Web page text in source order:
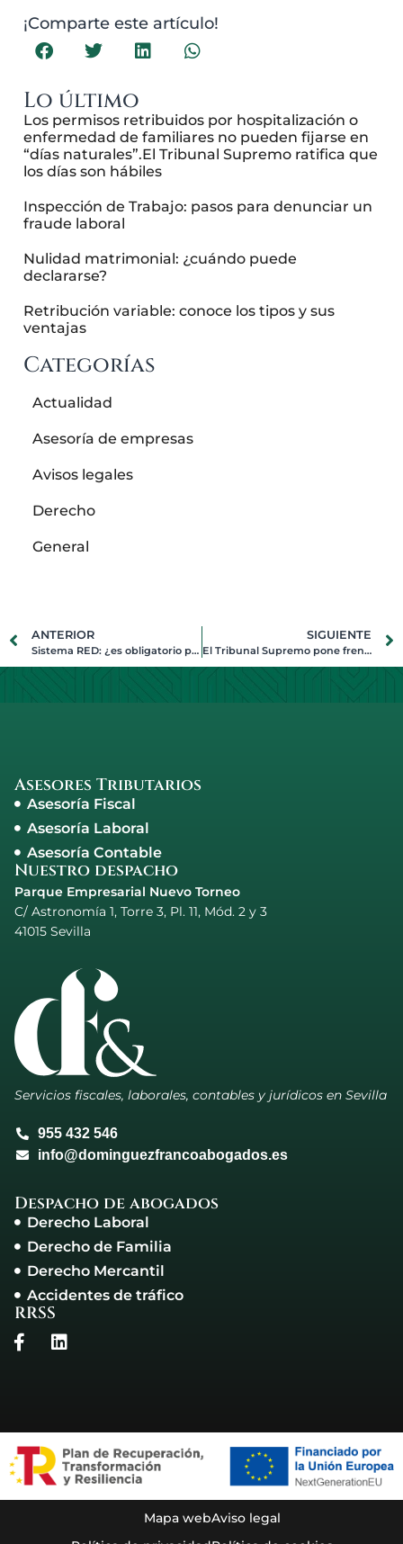
¡Comparte este artículo!
Lo último
Los permisos retribuidos por hospitalización o
enfermedad de familiares no pueden fijarse en
“días naturales”.El Tribunal Supremo ratifica que
los días son hábiles
Inspección de Trabajo: pasos para denunciar un
fraude laboral
Nulidad matrimonial: ¿cuándo puede
declararse?
Retribución variable: conoce los tipos y sus
ventajas
Categorías
Actualidad
Asesoría de empresas
Avisos legales
Derecho
General
ANTERIOR
Sistema RED: ¿es obligatorio para todos los autónomos?
SIGUIENTE
El Tribunal Supremo pone freno al abuso por parte de las Comunidades Autónomas para cobrar de más el Impuesto de Transmisiones Patrimoniales en su sentencia de 5-6-18
Asesores Tributarios
Asesoría Fiscal
Asesoría Laboral
Asesoría Contable
Nuestro despacho
Parque Empresarial Nuevo Torneo
C/ Astronomía 1, Torre 3, Pl. 11, Mód. 2 y 3
41015 Sevilla
Servicios fiscales, laborales, contables y jurídicos en Sevilla
955 432 546
info@dominguezfrancoabogados.es
Despacho de abogados
Derecho Laboral
Derecho de Familia
Derecho Mercantil
Accidentes de tráfico
RRSS
Mapa webAviso legal